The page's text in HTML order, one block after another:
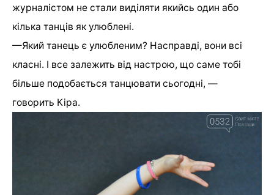
журналістом не стали виділяти якийсь один або
кілька танців як улюблені.
—Який танець є улюбленим? Насправді, вони всі
класні. І все залежить від настрою, що саме тобі
більше подобається танцювати сьогодні, —
говорить Кіра.